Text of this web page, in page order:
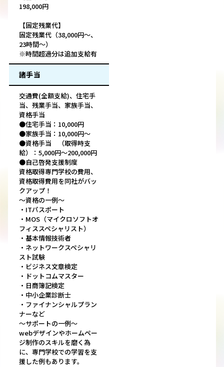
198,000円
【固定残業代】
固定残業代（38,000円～、
23時間～）
※時間超過分は追加支給有
諸手当
交通費(全額支給)、住宅手
当、残業手当、家族手当、
資格手当
●住宅手当：10,000円
●家族手当：10,000円～
●資格手当 （取得時支
給）：5,000円～200,000円
●自己啓発支援制度
資格取得専門学校の費用、
資格取得費用を同社がバッ
クアップ！
～資格の一例～
・ITパスポート
・MOS（マイクロソフトオ
フィススペシャリスト）
・基本情報技術者
・ネットワークスペシャリ
スト試験
・ビジネス文章検定
・ドットコムマスター
・日商簿記検定
・中小企業診断士
・ファイナンシャルプラン
ナーなど
～サポートの一例～
webデザインやホームペー
ジ制作のスキルを磨く為
に、専門学校での学習を支
援した例もあります。